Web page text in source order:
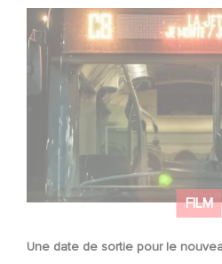
FILM
Une date de sortie pour le
Une date de sortie pour le
Dubosc